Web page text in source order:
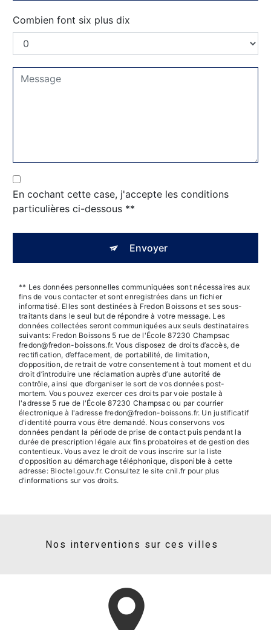
Combien font six plus dix
En cochant cette case, j'accepte les conditions
particulières ci-dessous **
Envoyer
** Les données personnelles communiquées sont nécessaires aux
fins de vous contacter et sont enregistrées dans un fichier
informatisé. Elles sont destinées à Fredon Boissons et ses sous-
traitants dans le seul but de répondre à votre message. Les
données collectées seront communiquées aux seuls destinataires
suivants: Fredon Boissons 5 rue de l'École 87230 Champsac
fredon@fredon-boissons.fr. Vous disposez de droits d’accès, de
rectification, d’effacement, de portabilité, de limitation,
d’opposition, de retrait de votre consentement à tout moment et du
droit d’introduire une réclamation auprès d’une autorité de
contrôle, ainsi que d’organiser le sort de vos données post-
mortem. Vous pouvez exercer ces droits par voie postale à
l'adresse 5 rue de l'École 87230 Champsac ou par courrier
électronique à l'adresse fredon@fredon-boissons.fr. Un justificatif
d'identité pourra vous être demandé. Nous conservons vos
données pendant la période de prise de contact puis pendant la
durée de prescription légale aux fins probatoires et de gestion des
contentieux. Vous avez le droit de vous inscrire sur la liste
d'opposition au démarchage téléphonique, disponible à cette
adresse: Bloctel.gouv.fr. Consultez le site cnil.fr pour plus
d’informations sur vos droits.
Nos interventions sur ces villes